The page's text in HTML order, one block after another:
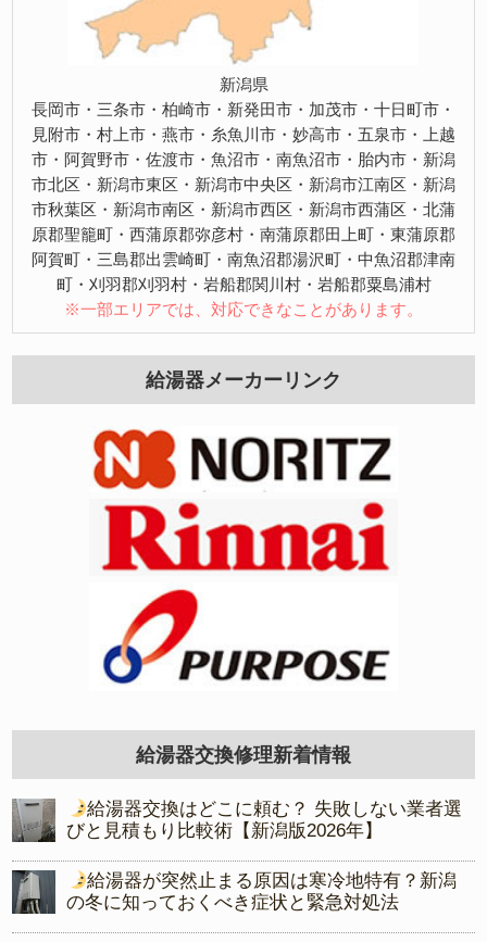
新潟県
長岡市・三条市・柏崎市・新発田市・加茂市・十日町市・
見附市・村上市・燕市・糸魚川市・妙高市・五泉市・上越
市・阿賀野市・佐渡市・魚沼市・南魚沼市・胎内市・新潟
市北区・新潟市東区・新潟市中央区・新潟市江南区・新潟
市秋葉区・新潟市南区・新潟市西区・新潟市西蒲区・北蒲
原郡聖籠町・西蒲原郡弥彦村・南蒲原郡田上町・東蒲原郡
阿賀町・三島郡出雲崎町・南魚沼郡湯沢町・中魚沼郡津南
町・刈羽郡刈羽村・岩船郡関川村・岩船郡粟島浦村
※一部エリアでは、対応できなことがあります。
給湯器メーカーリンク
給湯器交換修理新着情報
給湯器交換はどこに頼む？ 失敗しない業者選
びと見積もり比較術【新潟版2026年】
給湯器が突然止まる原因は寒冷地特有？新潟
の冬に知っておくべき症状と緊急対処法